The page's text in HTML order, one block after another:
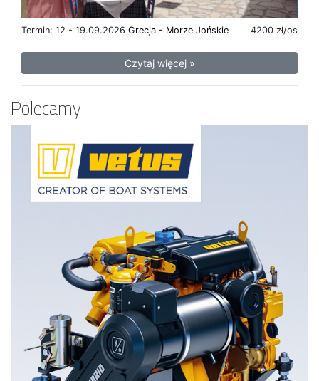
Termin: 12 - 19.09.2026 4200 zł/os
Grecja - Morze Jońskie
Czytaj więcej »
Polecamy